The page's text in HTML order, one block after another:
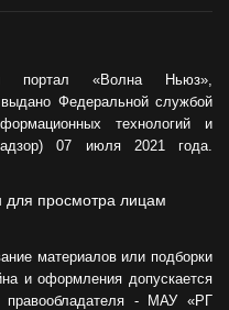
портал «Волна Ньюз»,
Федеральной службой
технологий и
07 июля 2021 года.
для просмотра лицам
материалов или подборки
и оформления допускается
правообладателя - МАУ «РГ